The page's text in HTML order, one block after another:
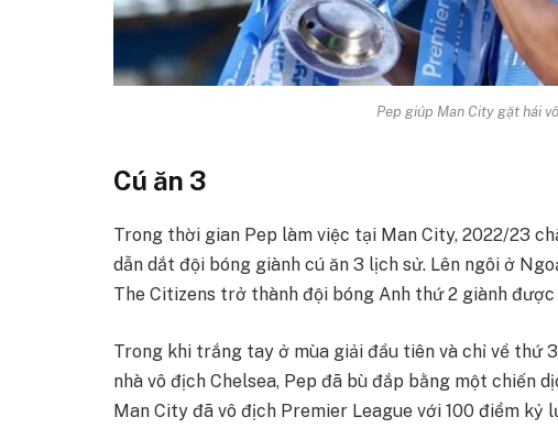
Pep giúp Man City gặt hái
Cú ăn 3
Trong thời gian Pep làm việc tại Man City, 2022/23
dẫn dắt đội bóng giành cú ăn 3 lịch sử. Lên ngôi ở
The Citizens trở thành đội bóng Anh thứ 2 giành
Trong khi trắng tay ở mùa giải đầu tiên và chỉ về thứ
nhà vô địch Chelsea, Pep đã bù đắp bằng một chiến
Man City đã vô địch Premier League với 100 điểm kỷ